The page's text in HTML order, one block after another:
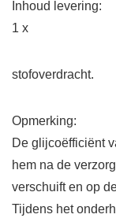
Inhoud levering:
1 x
stofoverdracht.
Opmerking:
De glijcoëfficiënt
hem na de
verschuift en op
Tijdens het